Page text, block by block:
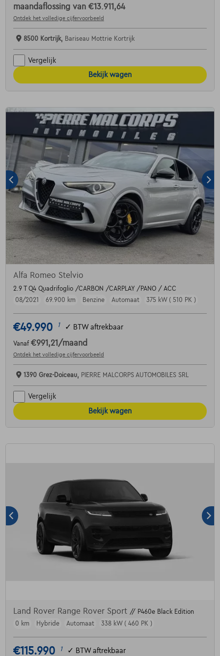
maandaflossing van €13.911,64
Ontdek het volledige cijfervoorbeeld
8500 Kortrijk, Bariseau Mottrie Kortrijk
Vergelijk
Bekijk wagen
Alfa Romeo Stelvio
2.9 T Q4 Quadrifoglio /CARBON /CARPLAY /PANO / ACC
08/2021
69.900 km Benzine Automaat 375 kW ( 510 PK )
€49.990 1 ✓ BTW aftrekbaar
Vanaf €991,21 /maand
Ontdek het volledige cijfervoorbeeld
1390 Grez-Doiceau, PIERRE MALCORPS AUTOMOBILES SRL
Vergelijk
Bekijk wagen
Land Rover Range Rover Sport // P460e Black Edition
0 km
Hybride Automaat 338 kW ( 460 PK )
€115.990 1 ✓ BTW aftrekbaar